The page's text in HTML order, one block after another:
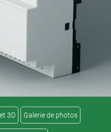
3D Galerie de photos